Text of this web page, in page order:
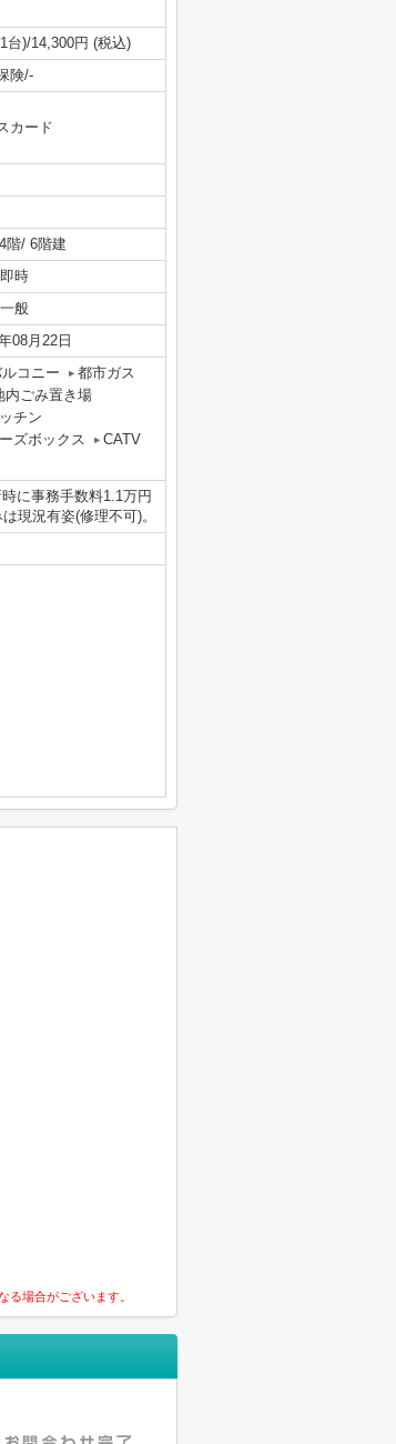
台)/14,300円 (税込)
険/-
カード
階/ 6階建
時
般
08月22日
コニー
都市ガス
内ごみ置き場
チン
ズボックス
CATV
に事務手数料1.1万円
現況有姿(修理不可)。
場合がございます。